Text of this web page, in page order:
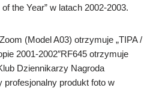
the Year” w latach 2002-2003.
(Model A03) otrzymuje „TIPA /
2001-2002″RF645 otrzymuje
Dziennikarzy Nagroda
profesjonalny produkt foto w